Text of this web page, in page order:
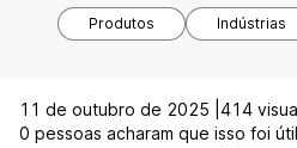
Produtos Indústrias
11 de outubro de 2025 | 414
0 pessoas acharam que isso foi útil